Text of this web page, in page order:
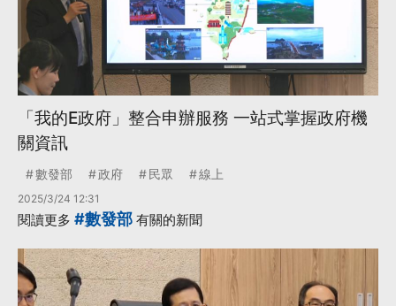
「我的E政府」整合申辦服務 一站式掌握政府機
關資訊
數發部 政府 民眾 線上
2025/3/24 12:31
閱讀更多 #數發部 有關的新聞